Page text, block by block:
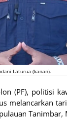
Laturua (kanan).
(PF), politisi
melancarkan